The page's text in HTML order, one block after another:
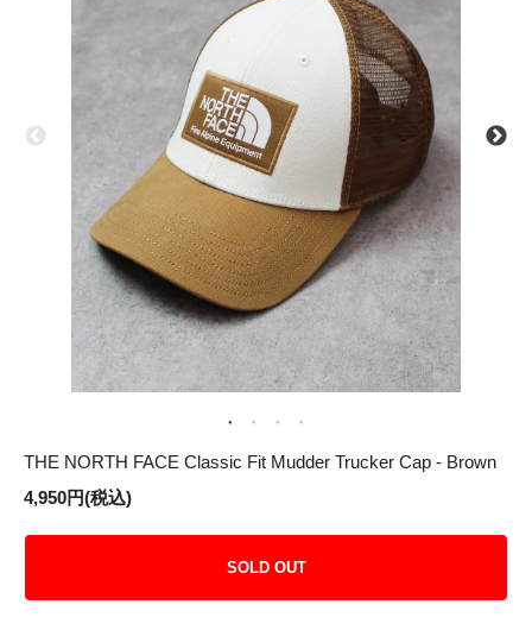
THE NORTH FACE Classic Fit Mudder Trucker Cap - Brown
4,950円(税込)
SOLD OUT